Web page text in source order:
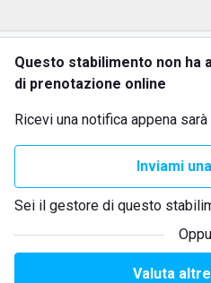
Questo stabilimento non ha
di prenotazione online
Ricevi una notifica appena
Inviami
Sei il gestore di questo
Valuta